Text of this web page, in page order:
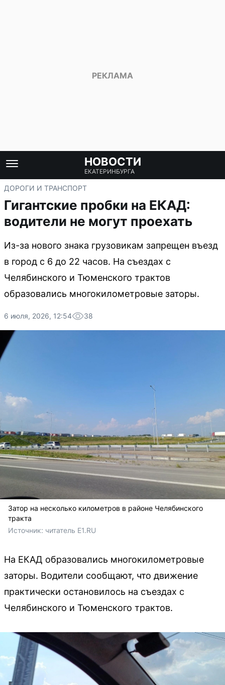
НОВОСТИ
ЕКАТЕРИНБУРГА
ДОРОГИ И ТРАНСПОРТ
Гигантские пробки на ЕКАД:
водители не могут проехать
Из-за нового знака грузовикам запрещен въезд
в город с 6 до 22 часов. На съездах с
Челябинского и Тюменского трактов
образовались многокилометровые заторы.
6 июля, 2026, 12:54 38
Затор на несколько километров в районе Челябинского
тракта
Источник: читатель E1.RU
На ЕКАД образовались многокилометровые
заторы. Водители сообщают, что движение
практически остановилось на съездах с
Челябинского и Тюменского трактов.